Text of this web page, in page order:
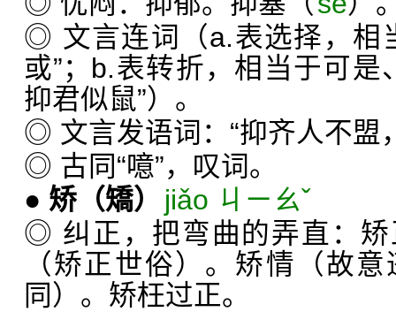
◎ 文言连词（a.表选择，相
或”；b.表转折，相当于可是
抑君似鼠”）。
◎ 文言发语词：“抑齐人不盟
◎ 古同“噫”，叹词。
● 矫 （矯）
jiǎo ㄐㄧㄠˇ
◎ 纠正，把弯曲的弄直：
（矫正世俗）。矫情（故
同）。矫枉过正。